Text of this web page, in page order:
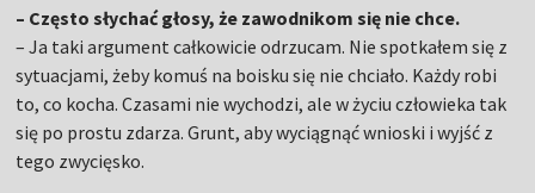
– Często słychać głosy, że zawodnikom się nie chce.
– Ja taki argument całkowicie odrzucam. Nie spotkałem się z
sytuacjami, żeby komuś na boisku się nie chciało. Każdy robi
to, co kocha. Czasami nie wychodzi, ale w życiu człowieka tak
się po prostu zdarza. Grunt, aby wyciągnąć wnioski i wyjść z
tego zwycięsko.